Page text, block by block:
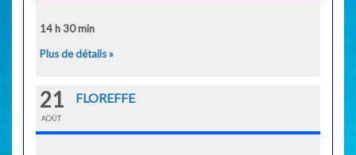
14 h 30 min
Plus de détails »
21
AOÛT
FLOREFFE